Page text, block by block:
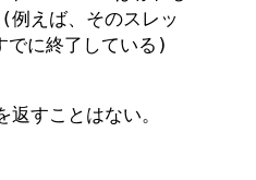
えば、そのスレッ
でに終了している)
返すことはない。